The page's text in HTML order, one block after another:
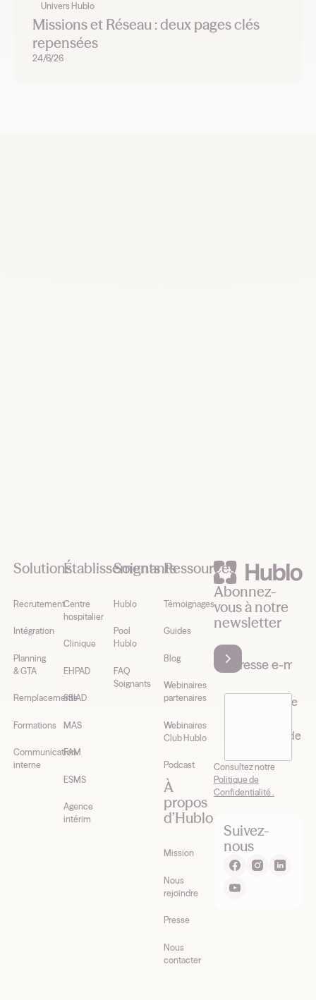
Univers Hublo
Missions et Réseau : deux pages clés
repensées
24/6/26
Solutions
Recrutement
Intégration
Planning
& GTA
Remplacements
Formations
Communication
interne
Établissements
Centre
hospitalier
Clinique
EHPAD
SSIAD
MAS
FAM
ESMS
Agence
intérim
Soignants
Hublo
Pool
Hublo
FAQ
Soignants
Ressources
Témoignages
Guides
Blog
Webinaires
partenaires
Webinaires
Club Hublo
Podcast
À
propos
d’Hublo
Mission
Nous
rejoindre
Presse
Nous
contacter
Abonnez-
vous à notre
newsletter
J’accepte de
newsletter de
Consultez notre
Politique de
Confidentialité .
Suivez-
nous